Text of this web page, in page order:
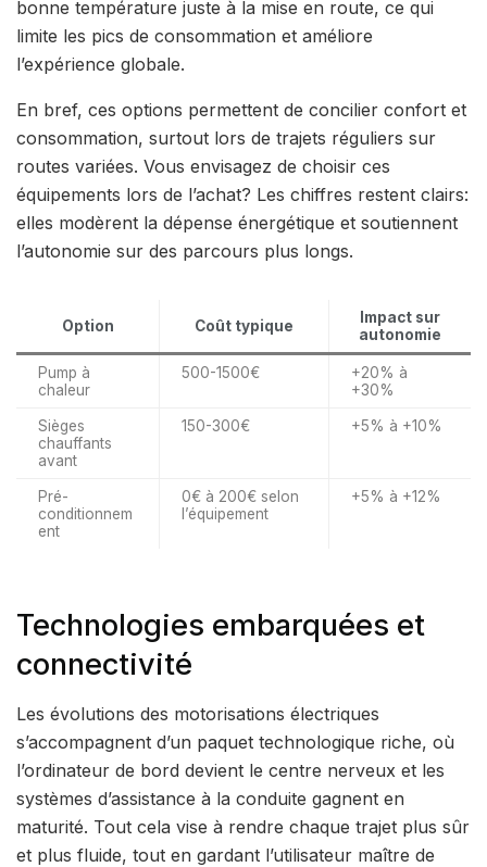
bonne température juste à la mise en route, ce qui
limite les pics de consommation et améliore
l’expérience globale.
En bref, ces options permettent de concilier confort et
consommation, surtout lors de trajets réguliers sur
routes variées. Vous envisagez de choisir ces
équipements lors de l’achat? Les chiffres restent clairs:
elles modèrent la dépense énergétique et soutiennent
l’autonomie sur des parcours plus longs.
Option Coût typique
Impact sur
autonomie
Pump à
chaleur
500-1500€
+20% à
+30%
Sièges
chauffants
avant
150-300€ +5% à +10%
Pré-
conditionnem
ent
0€ à 200€ selon
l’équipement
+5% à +12%
Technologies embarquées et
connectivité
Les évolutions des motorisations électriques
s’accompagnent d’un paquet technologique riche, où
l’ordinateur de bord devient le centre nerveux et les
systèmes d’assistance à la conduite gagnent en
maturité. Tout cela vise à rendre chaque trajet plus sûr
et plus fluide, tout en gardant l’utilisateur maître de